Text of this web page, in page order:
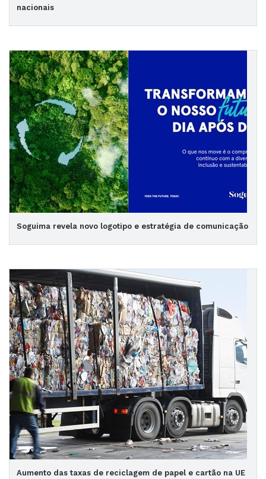
nacionais
Soguima revela novo logotipo e estratégia de comunicação
Aumento das taxas de reciclagem de papel e cartão na UE